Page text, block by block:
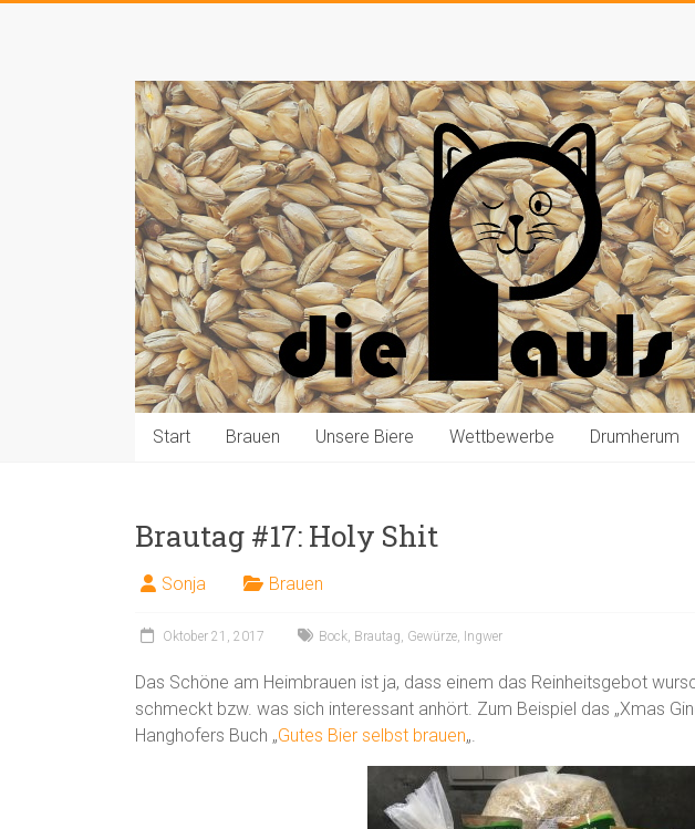
Die
Pauls
brauen
Bier
Start Brauen Unsere Biere Wettbewerbe Drumherum
Brautag #17: Holy Shit
Sonja Brauen
Oktober 21, 2017 Bock, Brautag, Gewürze, Ingwer
Das Schöne am Heimbrauen ist ja, dass einem das Reinheitsgebot
schmeckt bzw. was sich interessant anhört. Zum Beispiel das „Xmas
Hanghofers Buch „Gutes Bier selbst brauen„.